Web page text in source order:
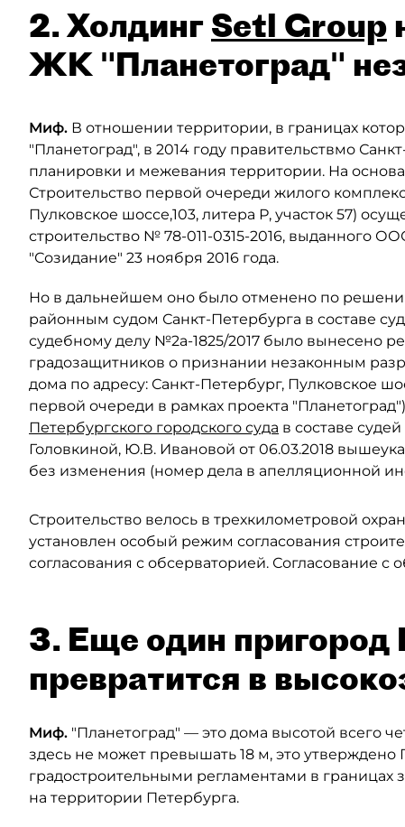
2. Холдинг Setl Group
ЖК "Планетоград"
Миф. В отношении территории, в границах
"Планетоград", в 2014 году правительствмо
планировки и межевания территории. На
Строительство первой очереди жилого
Пулковское шоссе,103, литера Р, участок 57)
строительство № 78-011-0315-2016, выданного
"Созидание" 23 ноября 2016 года.
Но в дальнейшем оно было отменено по
районным судом Санкт-Петербурга в составе
судебному делу №2а-1825/2017 было вынесено
градозащитников о признании незаконным
дома по адресу: Санкт-Петербург, Пулковское
первой очереди в рамках проекта
Петербургского городского суда в составе
Головкиной, Ю.В. Ивановой от 06.03.2018
без изменения (номер дела в апелляционной
Строительство велось в трехкилометровой
установлен особый режим согласования
согласования с обсерваторией. Согласование с
3. Еще один пригород
превратится в
Миф. "Планетоград" — это дома высотой всего
здесь не может превышать 18 м, это
градостроительными регламентами в границах
на территории Петербурга.